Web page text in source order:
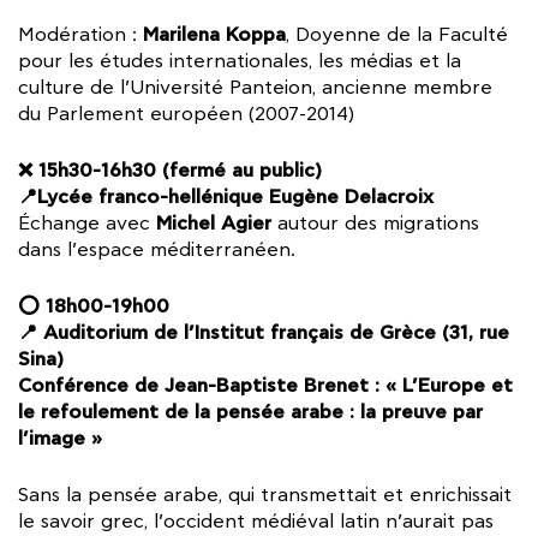
Modération : Marilena Koppa, Doyenne de la Faculté
pour les études internationales, les médias et la
culture de l’Université Panteion, ancienne membre
du Parlement européen (2007-2014)
❌ 15h30-16h30 (fermé au public)
📍Lycée franco-hellénique Eugène Delacroix
Échange avec Michel Agierautour des migrations
dans l’espace méditerranéen.
⭕ 18h00-19h00
📍 Auditorium de l’Institut français de Grèce (31, rue
Sina)
Conférence de Jean-Baptiste Brenet : « L’Europe et
le refoulement de la pensée arabe : la preuve par
l’image »
Sans la pensée arabe, qui transmettait et enrichissait
le savoir grec, l’occident médiéval latin n’aurait pas